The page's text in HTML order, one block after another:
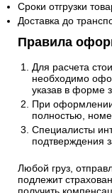
Сроки отгрузки
Доставка до
Правила
Для расчета
необходимо
указав в форме
При
полностью,
Специалисты
подтверждения
Любой груз,
подлежит